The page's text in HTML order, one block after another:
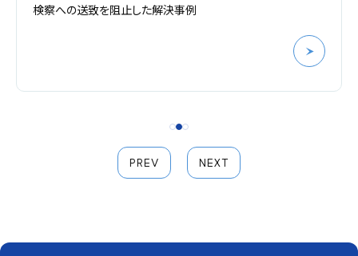
検察への送致を阻止した解決事例
PREV NEXT